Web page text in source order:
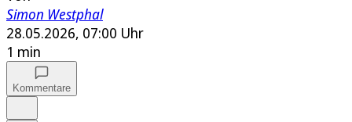
Simon Westphal
28.05.2026, 07:00 Uhr
1 min
Kommentare